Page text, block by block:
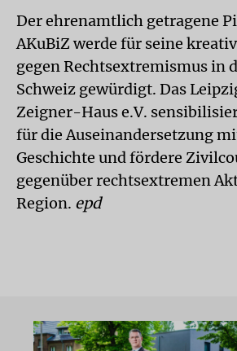
Der ehrenamtlich getragene
AKuBiZ werde für seine
gegen Rechtsextremismus in
Schweiz gewürdigt. Das
Zeigner-Haus e.V.
für die Auseinandersetzung
Geschichte und fördere
gegenüber rechtsextremen
Region. epd